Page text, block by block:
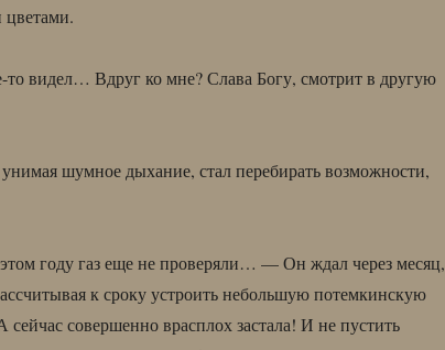
цветами.
видел… Вдруг ко мне? Слава Богу, смотрит в другую
шумное дыхание, стал перебирать возможности,
году газ еще не проверяли… — Он ждал через месяц,
к сроку устроить небольшую потемкинскую
совершенно врасплох застала! И не пустить